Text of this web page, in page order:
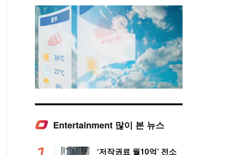
Mute
Entertainment 많이 본 뉴스
‘저작권료 월10억’ 전소